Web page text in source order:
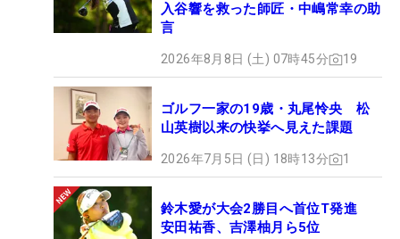
入谷響を救った師匠・中嶋常幸の助
言
2026年8月8日 (土) 07時45分 19
ゴルフ一家の19歳・丸尾怜央 松
山英樹以来の快挙へ見えた課題
2026年7月5日 (日) 18時13分 1
鈴木愛が大会2勝目へ首位T発進
安田祐香、吉澤柚月ら5位